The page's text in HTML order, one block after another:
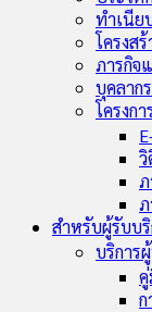
ทำเนีย
โครงส
ภารกิจ
บุคลาก
โครงก
ภ
Current
Page
สำหรับผู้รับบริ
Current
Page
Parent
บริการ